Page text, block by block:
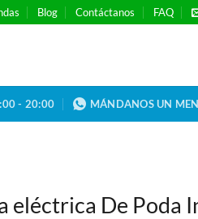
Blog Contáctanos FAQ
- 20:00 MÁNDANOS UN
eléctrica De Poda